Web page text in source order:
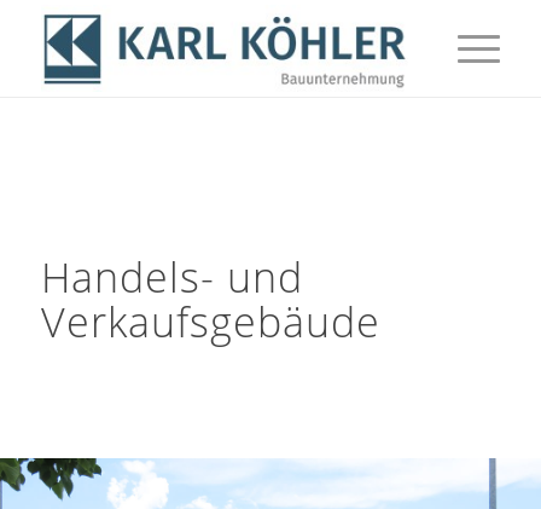
Handels- und
Verkaufsgebäude